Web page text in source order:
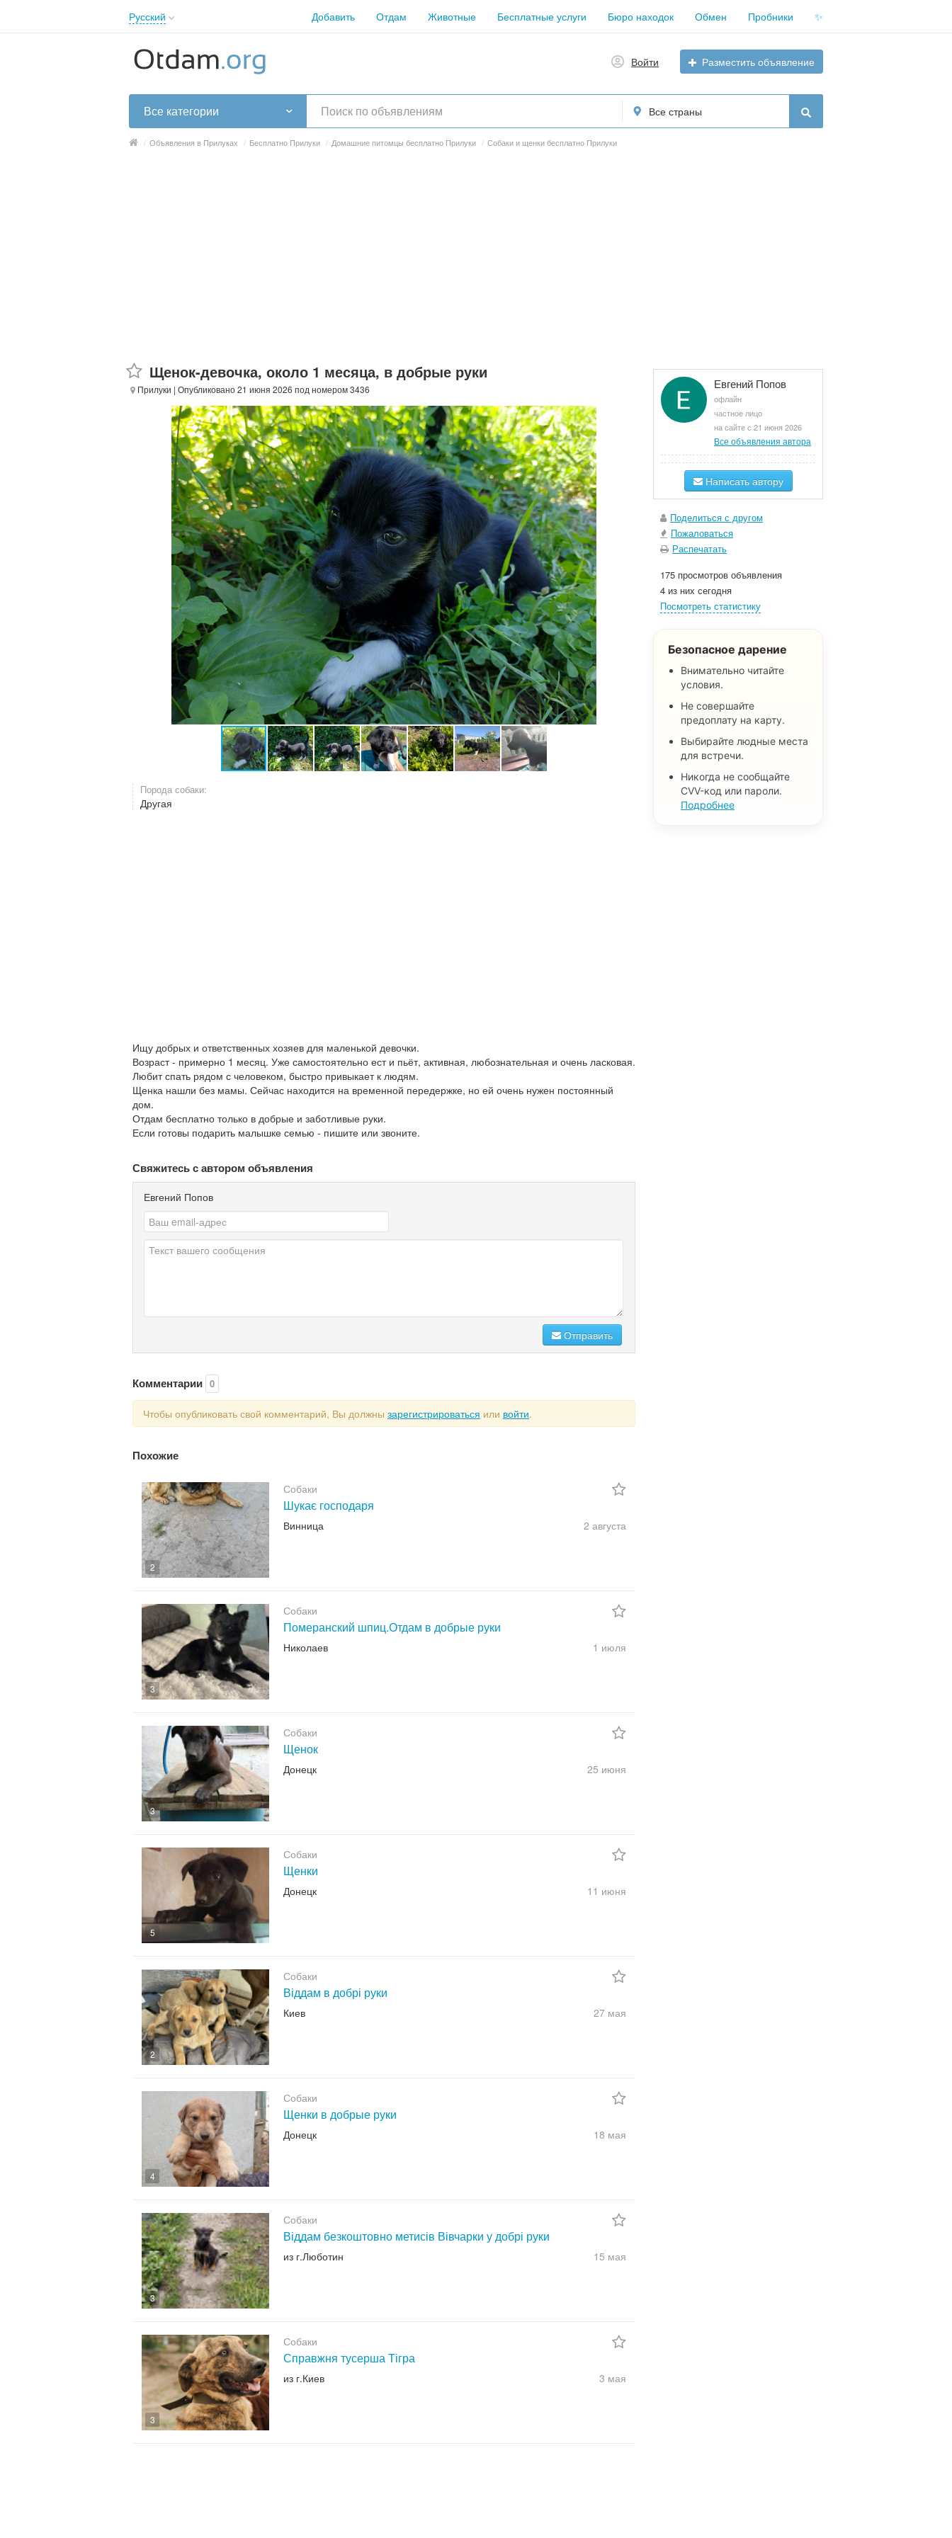
Русский
English
Русский
Українська
Добавить Отдам Животные Бесплатные услуги Бюро находок Обмен Пробники ✨
Войти Разместить объявление
Все категории Все страны
/ Объявления в Прилуках / Бесплатно Прилуки / Домашние питомцы бесплатно Прилуки / Собаки и щенки бесплатно Прилуки
Щенок-девочка, около 1 месяца, в добрые руки
Прилуки | Опубликовано 21 июня 2026 под номером 3436
Порода собаки:
Другая
Ищу добрых и ответственных хозяев для маленькой девочки.
Возраст - примерно 1 месяц. Уже самостоятельно ест и пьёт, активная, любознательная и очень ласковая.
Любит спать рядом с человеком, быстро привыкает к людям.
Щенка нашли без мамы. Сейчас находится на временной передержке, но ей очень нужен постоянный
дом.
Отдам бесплатно только в добрые и заботливые руки.
Если готовы подарить малышке семью - пишите или звоните.
Свяжитесь с автором объявления
Евгений Попов
Отправить
Комментарии 0
Чтобы опубликовать свой комментарий, Вы должны зарегистрироваться или войти.
Похожие
2
Собаки
Шукає господаря
Винница 2 августа
3
Собаки
Померанский шпиц.Отдам в добрые руки
Николаев 1 июля
3
Собаки
Щенок
Донецк 25 июня
5
Собаки
Щенки
Донецк 11 июня
2
Собаки
Віддам в добрі руки
Киев 27 мая
4
Собаки
Щенки в добрые руки
Донецк 18 мая
3
Собаки
Віддам безкоштовно метисів Вівчарки у добрі руки
из г.Люботин 15 мая
3
Собаки
Справжня тусерша Тігра
из г.Киев 3 мая
Евгений Попов
офлайн
частное лицо
на сайте с 21 июня 2026
Все объявления автора
Написать автору
Поделиться с другом
Пожаловаться
Распечатать
175 просмотров объявления
4 из них сегодня
Посмотреть статистику
Безопасное дарение
Внимательно читайте
условия.
Не совершайте
предоплату на карту.
Выбирайте людные места
для встречи.
Никогда не сообщайте
CVV-код или пароли.
Подробнее